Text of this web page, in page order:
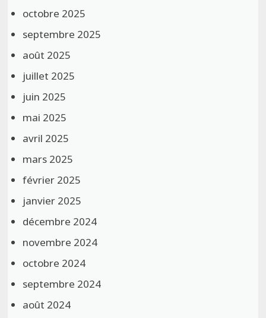
octobre 2025
septembre 2025
août 2025
juillet 2025
juin 2025
mai 2025
avril 2025
mars 2025
février 2025
janvier 2025
décembre 2024
novembre 2024
octobre 2024
septembre 2024
août 2024